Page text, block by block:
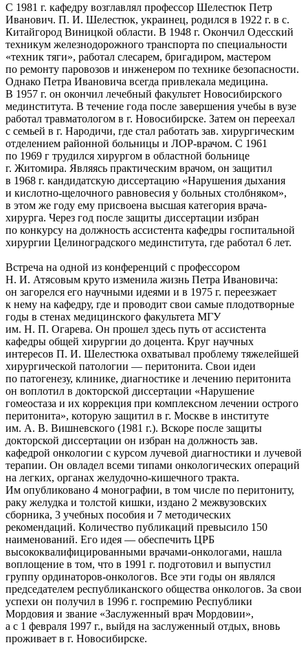
С 1981 г. кафедру возглавлял профессор Шелестюк Петр
Иванович. П. И. Шелестюк, украинец, родился в 1922 г. в с.
Китайгород Виницкой области. В 1948 г. Окончил Одесский
техникум железнодорожного транспорта по специальности
«техник тяги», работал слесарем, бригадиром, мастером
по ремонту паровозов и инженером по технике безопасности.
Однако Петра Ивановича всегда привлекала медицина.
В 1957 г. он окончил лечебный факультет Новосибирского
мединститута. В течение года после завершения учебы в вузе
работал травматологом в г. Новосибирске. Затем он переехал
с семьей в г. Народичи, где стал работать зав. хирургическим
отделением районной больницы и ЛОР-врачом. С 1961
по 1969 г трудился хирургом в областной больнице
г. Житомира. Являясь практическим врачом, он защитил
в 1968 г. кандидатскую диссертацию «Нарушения дыхания
и кислотно-щелочного равновесия у больных столбняком»,
в этом же году ему присвоена высшая категория врача-
хирурга. Через год после защиты диссертации избран
по конкурсу на должность ассистента кафедры госпитальной
хирургии Целиноградского мединститута, где работал 6 лет.
Встреча на одной из конференций с профессором
Н. И. Атясовым круто изменила жизнь Петра Ивановича:
он загорелся его научными идеями и в 1975 г. переезжает
к нему на кафедру, где и проводит свои самые плодотворные
годы в стенах медицинского факультета МГУ
им. Н. П. Огарева. Он прошел здесь путь от ассистента
кафедры общей хирургии до доцента. Круг научных
интересов П. И. Шелестюка охватывал проблему тяжелейшей
хирургической патологии — перитонита. Свои идеи
по патогенезу, клинике, диагностике и лечению перитонита
он воплотил в докторской диссертации «Нарушение
гомеостаза и их коррекция при комплексном лечении острого
перитонита», которую защитил в г. Москве в институте
им. А. В. Вишневского (1981 г.). Вскоре после защиты
докторской диссертации он избран на должность зав.
кафедрой онкологии с курсом лучевой диагностики и лучевой
терапии. Он овладел всеми типами онкологических операций
на легких, органах желудочно-кишечного тракта.
Им опубликовано 4 монографии, в том числе по перитониту,
раку желудка и толстой кишки, издано 2 межвузовских
сборника, 3 учебных пособия и 7 методических
рекомендаций. Количество публикаций превысило 150
наименований. Его идея — обеспечить ЦРБ
высококвалифицированными врачами-онкологами, нашла
воплощение в том, что в 1991 г. подготовил и выпустил
группу ординаторов-онкологов. Все эти годы он являлся
председателем республиканского общества онкологов. За свои
успехи он получил в 1996 г. госпремию Республики
Мордовия и звание «Заслуженный врач Мордовии»,
а с 1 февраля 1997 г., выйдя на заслуженный отдых, вновь
проживает в г. Новосибирске.